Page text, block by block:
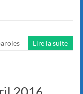
Lire la suite